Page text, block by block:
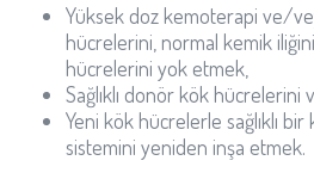
Yüksek doz kemoterapi ve/
hücrelerini, normal kemik iliğini
hücrelerini yok etmek,
Sağlıklı donör kök hücrelerini
Yeni kök hücrelerle sağlıklı bir
sistemini yeniden inşa etmek.